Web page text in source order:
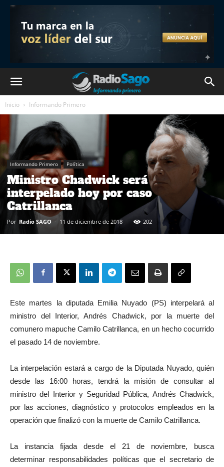
Inicio Informando Primero
Informando Primero Política
Ministro Chadwick será
interpelado hoy por caso
Catrillanca
Por Radio SAGO - 11 de diciembre de 2018 202
Este martes la diputada Emilia Nuyado (PS) interpelará al
ministro del Interior, Andrés Chadwick, por la muerte del
comunero mapuche Camilo Catrillanca, en un hecho cocurrido
el pasado 14 de noviembre.
La interpelación estará a cargo de la Diputada Nuyado, quién
desde las 16:00 horas, tendrá la misión de consultar al
ministro del Interior y Seguridad Pública, Andrés Chadwick,
por las acciones, diagnóstico y protocolos empleados en la
operación que finalizó con la muerte de Camilo Catrillanca.
La instancia fijada desde el 21 de noviembre, busca
determinar responsabilidades políticas que el secretario de